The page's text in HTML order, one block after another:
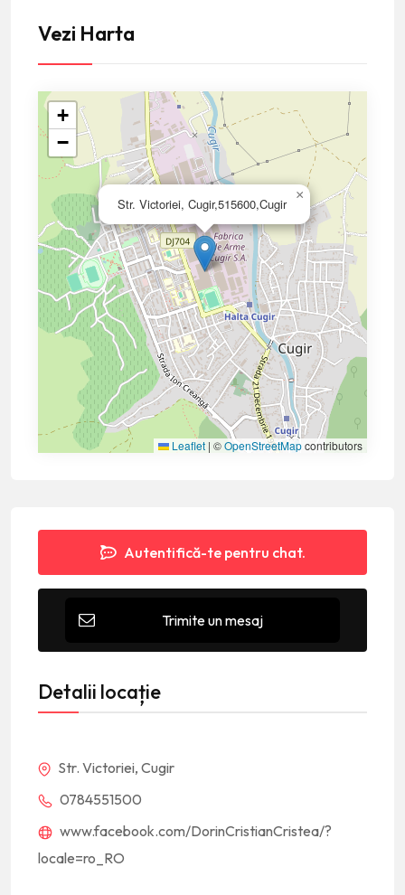
Vezi Harta
Str. Victoriei, Cugir,515600,Cugir
×
+
−
Leaflet | ©OpenStreetMapcontributors
Autentifică-te pentru chat.
Trimite un mesaj
Detalii locație
Str. Victoriei, Cugir
0784551500
www.facebook.com/DorinCristianCristea/?
locale=ro_RO